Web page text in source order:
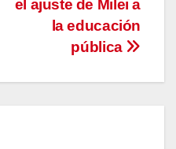
el ajuste de Milei a
la educación
pública